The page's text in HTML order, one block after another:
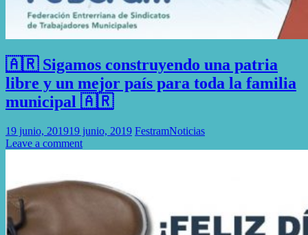
🇦🇷 Sigamos construyendo una patria
libre y un mejor país para toda la familia
municipal 🇦🇷
19 junio, 201919 junio, 2019 FestramNoticias
Leave a comment